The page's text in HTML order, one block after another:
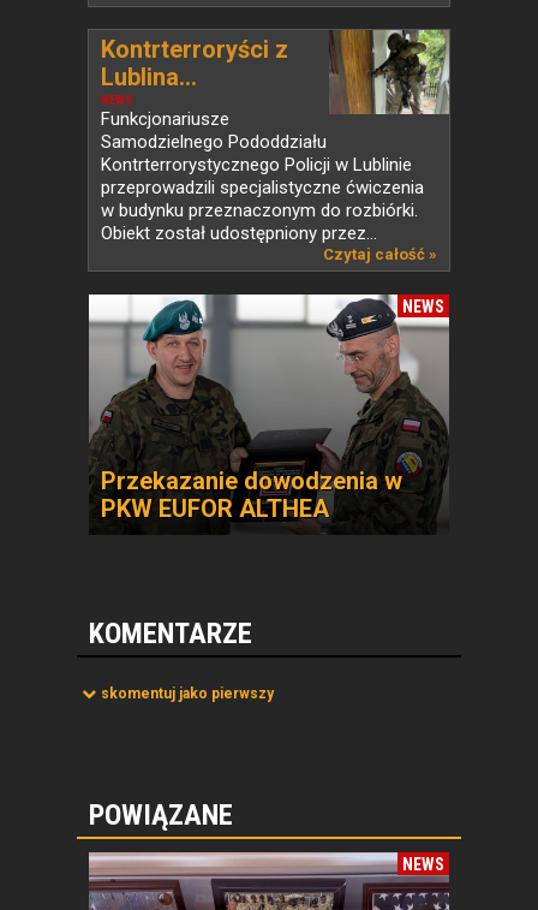
NEWS
Kontrterroryści z
Lublina...
Funkcjonariusze
Samodzielnego Pododdziału
Kontrterrorystycznego Policji w Lublinie
przeprowadzili specjalistyczne ćwiczenia
w budynku przeznaczonym do rozbiórki.
Obiekt został udostępniony przez...
Czytaj całość »
NEWS
Przekazanie dowodzenia w
PKW EUFOR ALTHEA
KOMENTARZE
skomentuj jako pierwszy
POWIĄZANE
NEWS